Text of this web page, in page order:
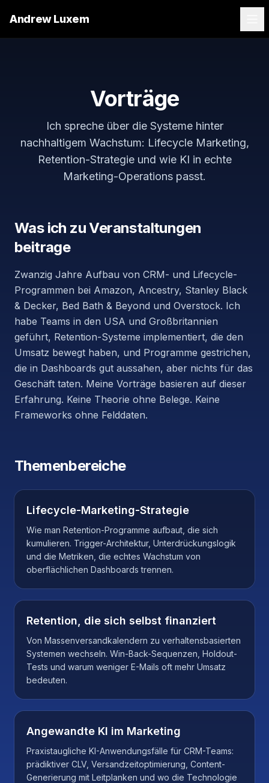
Andrew Luxem
Vorträge
Ich spreche über die Systeme hinter
nachhaltigem Wachstum: Lifecycle Marketing,
Retention-Strategie und wie KI in echte
Marketing-Operations passt.
Was ich zu Veranstaltungen
beitrage
Zwanzig Jahre Aufbau von CRM- und Lifecycle-
Programmen bei Amazon, Ancestry, Stanley Black
& Decker, Bed Bath & Beyond und Overstock. Ich
habe Teams in den USA und Großbritannien
geführt, Retention-Systeme implementiert, die den
Umsatz bewegt haben, und Programme gestrichen,
die in Dashboards gut aussahen, aber nichts für das
Geschäft taten. Meine Vorträge basieren auf dieser
Erfahrung. Keine Theorie ohne Belege. Keine
Frameworks ohne Felddaten.
Themenbereiche
Lifecycle-Marketing-Strategie
Wie man Retention-Programme aufbaut, die sich
kumulieren. Trigger-Architektur, Unterdrückungslogik
und die Metriken, die echtes Wachstum von
oberflächlichen Dashboards trennen.
Retention, die sich selbst finanziert
Von Massenversandkalendern zu verhaltensbasierten
Systemen wechseln. Win-Back-Sequenzen, Holdout-
Tests und warum weniger E-Mails oft mehr Umsatz
bedeuten.
Angewandte KI im Marketing
Praxistaugliche KI-Anwendungsfälle für CRM-Teams:
prädiktiver CLV, Versandzeitoptimierung, Content-
Generierung mit Leitplanken und wo die Technologie